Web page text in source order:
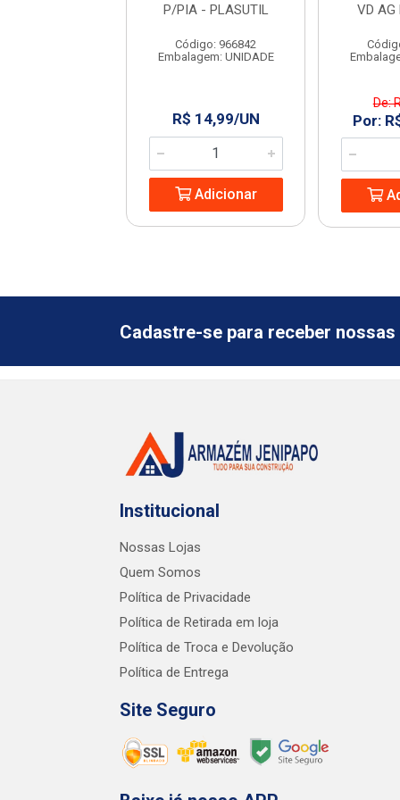
P/PIA - PLASUTIL
Código: 966842
Embalagem: UNIDADE
R$ 14,99/UN
Adicionar
VD AG
De:
Por:
Cadastre-se para receber
Institucional
Nossas Lojas
Quem Somos
Política de Privacidade
Política de Retirada em loja
Política de Troca e Devolução
Política de Entrega
Site Seguro